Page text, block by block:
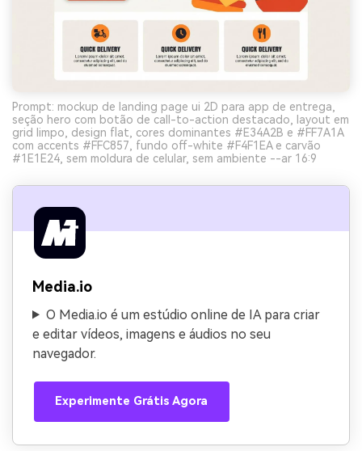
Prompt: mockup de landing page ui 2D para app de entrega,
seção hero com botão de call-to-action destacado, layout em
grid limpo, design flat, cores dominantes #E34A2B e #FF7A1A
com accents #FFC857, fundo off-white #F4F1EA e carvão
#1E1E24, sem moldura de celular, sem ambiente --ar 16:9
Media.io
O Media.io é um estúdio online de IA para criar
e editar vídeos, imagens e áudios no seu
navegador.
Experimente Grátis Agora